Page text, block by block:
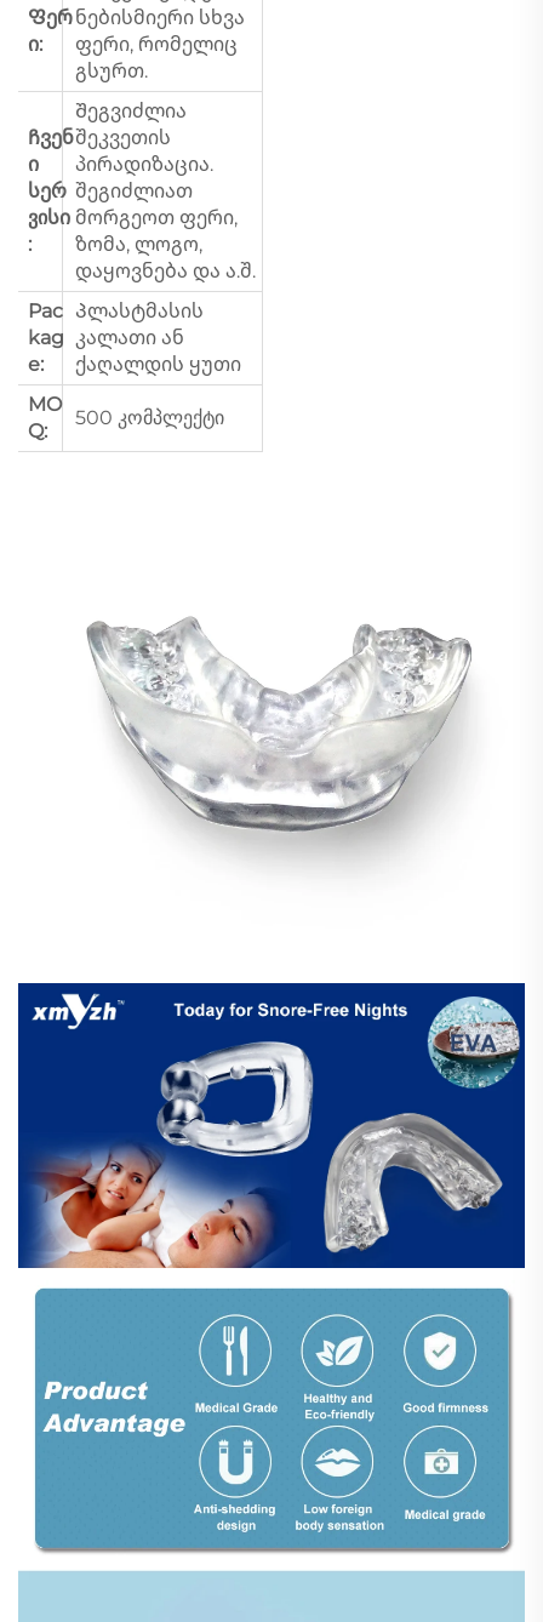
Ფერ
ი:
ნებისმიერი სხვა
ფერი, რომელიც
გსურთ.
Ჩვენ
ი
სერ
ვისი
:
Შეგვიძლია
შეკვეთის
პირადიზაცია.
შეგიძლიათ
მორგეოთ ფერი,
ზომა, ლოგო,
დაყოვნება და ა.შ.
Pac
kag
e:
Პლასტმასის
კალათი ან
ქაღალდის ყუთი
MO
Q:
500 კომპლექტი